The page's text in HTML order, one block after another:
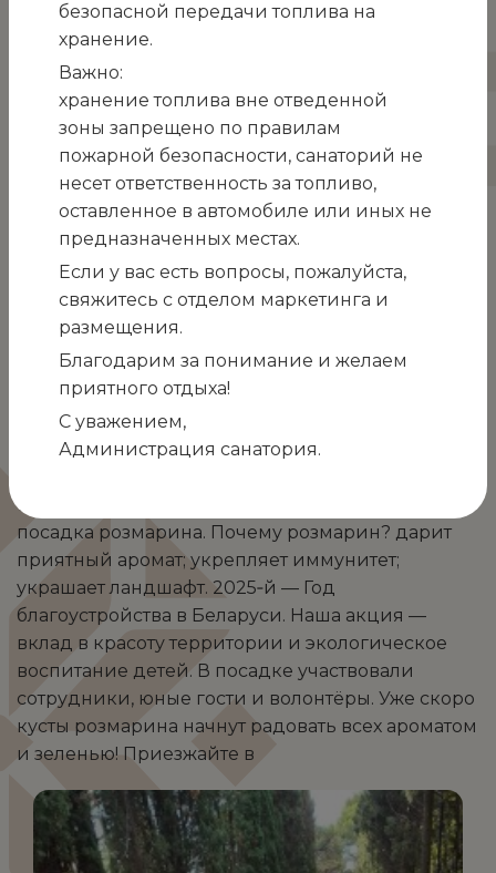
Посадка розмарина в Год благоустройства! 28
территории санатория Белоруссия» прошла
посадка розмарина. Почему розмарин? дарит
приятный аромат; укрепляет иммунитет;
украшает ландшафт. 2025‑й — Год
благоустройства в Беларуси. Наша акция —
вклад в красоту территории и экологическое
воспитание детей. В посадке участвовали
сотрудники, юные гости и волонтёры. Уже скоро
кусты розмарина начнут радовать всех ароматом
и зеленью! Приезжайте в
безопасной передачи топлива на
хранение.
Важно:
хранение топлива вне отведенной
зоны запрещено по правилам
пожарной безопасности, санаторий не
несет ответственность за топливо,
оставленное в автомобиле или иных не
предназначенных местах.
Если у вас есть вопросы, пожалуйста,
свяжитесь с отделом маркетинга и
размещения.
Благодарим за понимание и желаем
приятного отдыха!
С уважением,
Администрация санатория.